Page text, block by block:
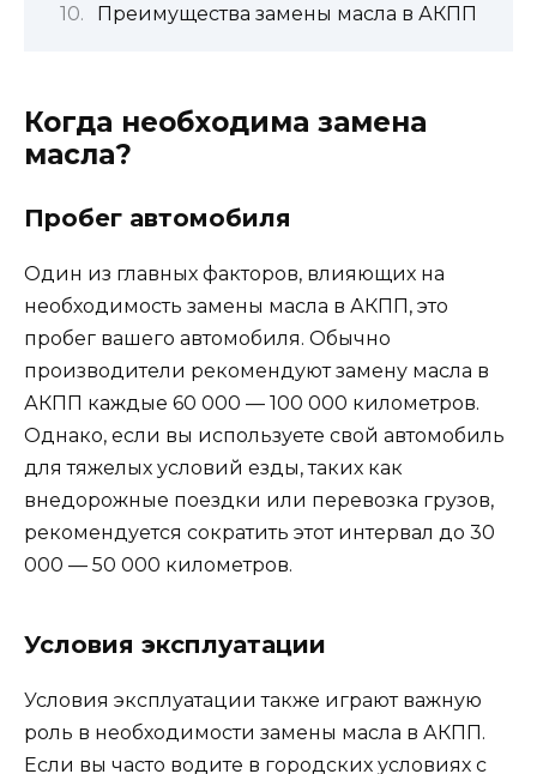
Преимущества замены масла в АКПП
Когда необходима замена
масла?
Пробег автомобиля
Один из главных факторов, влияющих на
необходимость замены масла в АКПП, это
пробег вашего автомобиля. Обычно
производители рекомендуют замену масла в
АКПП каждые 60 000 — 100 000 километров.
Однако, если вы используете свой автомобиль
для тяжелых условий езды, таких как
внедорожные поездки или перевозка грузов,
рекомендуется сократить этот интервал до 30
000 — 50 000 километров.
Условия эксплуатации
Условия эксплуатации также играют важную
роль в необходимости замены масла в АКПП.
Если вы часто водите в городских условиях с